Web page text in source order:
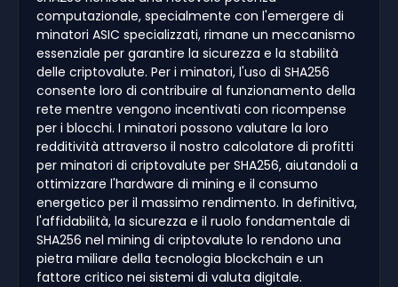
computazionale, specialmente con l'emergere di
minatori ASIC specializzati, rimane un meccanismo
essenziale per garantire la sicurezza e la stabilità
delle criptovalute. Per i minatori, l'uso di SHA256
consente loro di contribuire al funzionamento della
rete mentre vengono incentivati con ricompense
per i blocchi. I minatori possono valutare la loro
redditività attraverso il nostro calcolatore di profitti
per minatori di criptovalute per SHA256, aiutandoli a
ottimizzare l'hardware di mining e il consumo
energetico per il massimo rendimento. In definitiva,
l'affidabilità, la sicurezza e il ruolo fondamentale di
SHA256 nel mining di criptovalute lo rendono una
pietra miliare della tecnologia blockchain e un
fattore critico nei sistemi di valuta digitale.